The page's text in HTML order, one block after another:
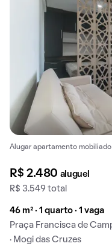
Alugar apartamento
R$ 2.480 aluguel
R$ 3.549 total
46 m² · 1 quarto · 1 vaga
Praça Francisca de
· Mogi das Cruzes